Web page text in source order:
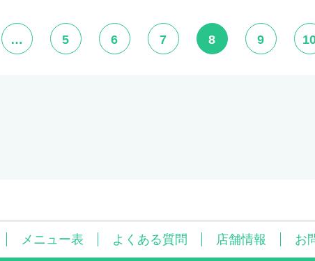
… 5 6 7 8 9
メニュー表 よくある質問 店舗情報 お